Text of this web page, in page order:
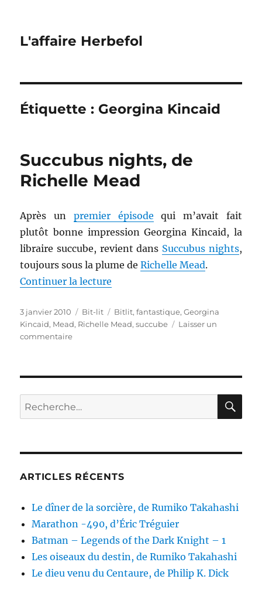
L'affaire Herbefol
Étiquette : Georgina Kincaid
Succubus nights, de
Richelle Mead
Après un premier épisode qui m’avait fait
plutôt bonne impression Georgina Kincaid, la
libraire succube, revient dans Succubus nights,
toujours sous la plume deRichelle Mead.
Continuer la lecture
Publié
le
3 janvier 2010 Catégories
Bit-lit Étiquettes
Bitlit,fantastique,Georgina
Kincaid, Mead, Richelle Mead,succube
Laisser un
commentairesur
Mead
Recherche
pour :
ARTICLES RÉCENTS
Le dîner de la sorcière, de Rumiko Takahashi
Marathon -490, d’Éric Tréguier
Batman – Legends of the Dark Knight – 1
Les oiseaux du destin, de Rumiko Takahashi
Le dieu venu du Centaure, de Philip K. Dick